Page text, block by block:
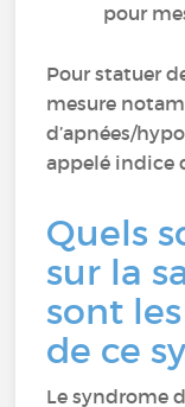
pour
Pour statuer
mesure
d’apnées/
appelé indice
Quels
sur la
sont
de ce
Le syndrome